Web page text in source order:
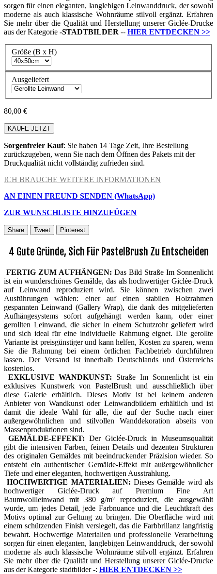
sorgen für einen eleganten, langlebigen Leinwanddruck, der sowohl
moderne als auch klassische Wohnräume stilvoll ergänzt. Erfahren
Sie mehr über die Qualität und Herstellung unserer Giclée-Drucke
aus der Kategorie -STADTBILDER -- HIER ENTDECKEN >>
Größe (B x H)
Ausgeliefert
80,00 €
KAUFE JETZT
Sorgenfreier Kauf: Sie haben 14 Tage Zeit, Ihre Bestellung
zurückzugeben, wenn Sie nach dem Öffnen des Pakets mit der
Druckqualität nicht vollständig zufrieden sind.
ICH BRAUCHE WEITERE INFORMATIONEN
AN EINEN FREUND SENDEN (WhatsApp)
ZUR WUNSCHLISTE HINZUFÜGEN
Share Tweet Pinterest
4 Gute Gründe, Sich Für PastelBrush Zu Entscheiden
FERTIG ZUM AUFHÄNGEN: Das Bild Straße Im Sonnenlicht
ist ein wunderschönes Gemälde, das als hochwertiger Giclée-Druck
auf Leinwand reproduziert wird. Sie können zwischen zwei
Ausführungen wählen: einer auf einen stabilen Holzrahmen
gespannten Leinwand (Gallery Wrap), die dank des mitgelieferten
Aufhängesystems sofort aufgehängt werden kann, oder einer
gerollten Leinwand, die sicher in einem Schutzrohr geliefert wird
und sich ideal für eine individuelle Rahmung eignet. Die gerollte
Variante ist preisgünstiger und kann helfen, Kosten zu sparen, wenn
Sie die Rahmung bei einem örtlichen Fachbetrieb durchführen
lassen. Der Versand ist innerhalb Deutschlands und Österreichs
kostenlos.
EXKLUSIVE WANDKUNST: Straße Im Sonnenlicht ist ein
exklusives Kunstwerk von PastelBrush und ausschließlich über
diese Galerie erhältlich. Dieses Motiv ist bei keinem anderen
Anbieter von Wandkunst oder Leinwandbildern erhältlich und ist
damit die ideale Wahl für alle, die auf der Suche nach einer
außergewöhnlichen und stilvollen Wanddekoration abseits von
Massenproduktionen sind.
GEMÄLDE-EFFEKT: Der Giclée-Druck in Museumsqualität
gibt die intensiven Farben, feinen Details und dezenten Strukturen
des originalen Gemäldes mit beeindruckender Präzision wieder. So
entsteht ein authentischer Gemälde-Effekt mit außergewöhnlicher
Tiefe und einer eleganten, hochwertigen Ausstrahlung.
HOCHWERTIGE MATERIALIEN: Dieses Gemälde wird als
hochwertiger Giclée-Druck auf Premium Fine Art
Baumwollleinwand mit 380 g/m² reproduziert, die ausgewählt
wurde, um jedes Detail, jede Farbnuance und die Leuchtkraft des
Motivs optimal zur Geltung zu bringen. Die Oberfläche wird mit
einem schützenden Finish versiegelt, das die Farbbrillanz langfristig
bewahrt. Hochwertige Materialien und professionelle Verarbeitung
sorgen für einen eleganten, langlebigen Leinwanddruck, der sowohl
moderne als auch klassische Wohnräume stilvoll ergänzt. Erfahren
Sie mehr über die Qualität und Herstellung unserer Giclée-Drucke
aus der Kategorie stadtbilder -: HIER ENTDECKEN >>